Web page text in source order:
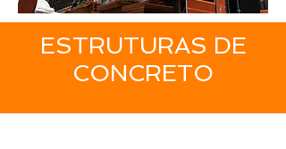
ESTRUTURAS DE
CONCRETO